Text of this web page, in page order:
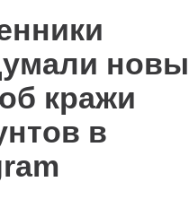
кражи
в